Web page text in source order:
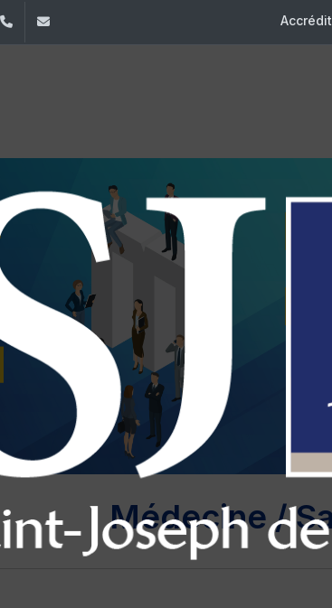
+961 (1) 421 000
Médecine /